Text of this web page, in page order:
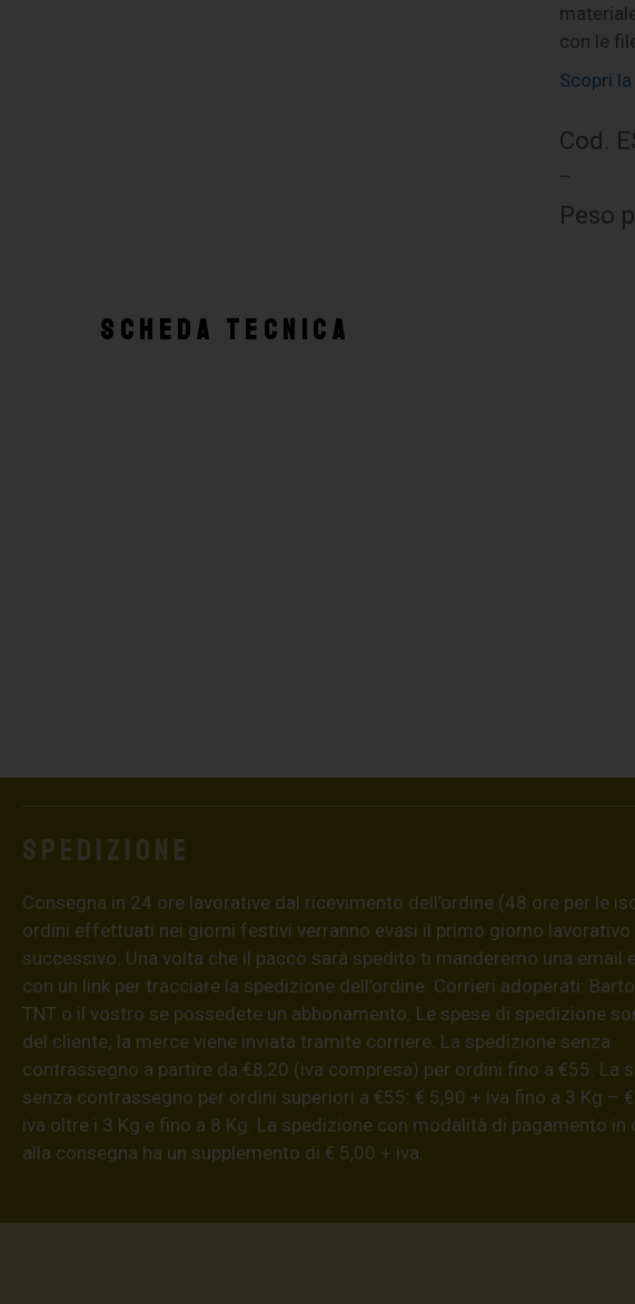
con le
Scopri
Cod.
–
Peso
SCHEDA TECNICA
Spedizione
Consegna in 24 ore lavorative dal ricevimento dell’ordine (48 ore per le
ordini effettuati nei giorni festivi verranno evasi il primo giorno lavorativo
successivo. Una volta che il pacco sarà spedito ti manderemo una email
con un link per tracciare la spedizione dell’ordine. Corrieri adoperati:
TNT o il vostro se possedete un abbonamento. Le spese di spedizione
del cliente; la merce viene inviata tramite corriere. La spedizione senza
contrassegno a partire da €8,20 (iva compresa) per ordini fino a €55. La
senza contrassegno per ordini superiori a €55: € 5,90 + iva fino a 3 Kg –
iva oltre i 3 Kg e fino a 8 Kg. La spedizione con modalità di pagamento in
alla consegna ha un supplemento di € 5,00 + iva.